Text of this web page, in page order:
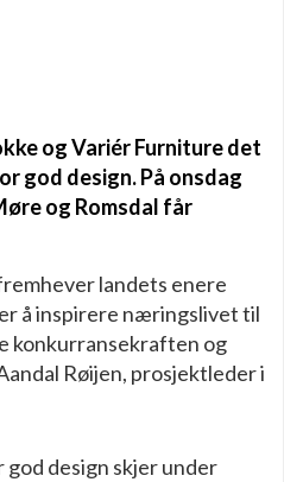
og Variér Furniture det
god design. På onsdag
og Romsdal får
landets enere
å inspirere næringslivet til
konkurransekraften og
Røijen, prosjektleder i
design skjer under